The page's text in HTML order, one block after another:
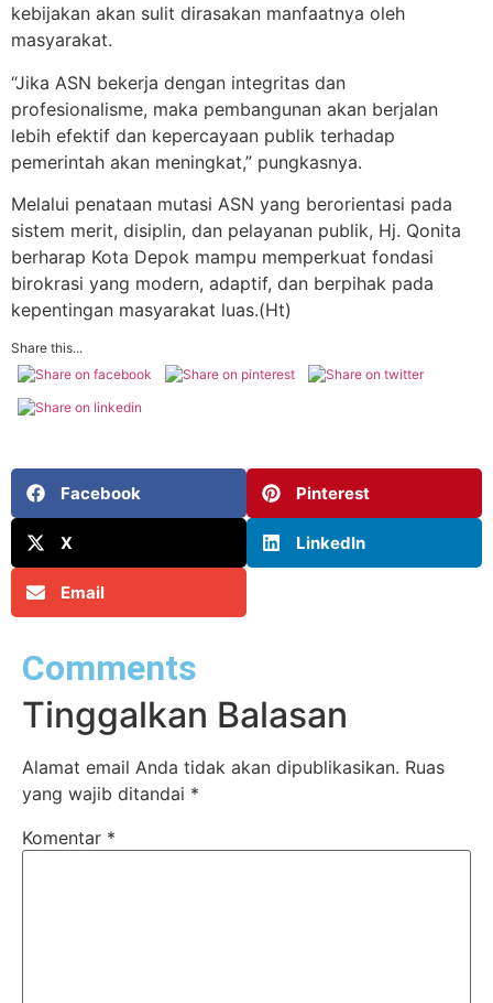
kebijakan akan sulit dirasakan manfaatnya oleh
masyarakat.
“Jika ASN bekerja dengan integritas dan
profesionalisme, maka pembangunan akan berjalan
lebih efektif dan kepercayaan publik terhadap
pemerintah akan meningkat,” pungkasnya.
Melalui penataan mutasi ASN yang berorientasi pada
sistem merit, disiplin, dan pelayanan publik, Hj. Qonita
berharap Kota Depok mampu memperkuat fondasi
birokrasi yang modern, adaptif, dan berpihak pada
kepentingan masyarakat luas.(Ht)
Share this...
Facebook Pinterest
X LinkedIn
Email
Comments
Tinggalkan Balasan
Alamat email Anda tidak akan dipublikasikan. Ruas
yang wajib ditandai *
Komentar *